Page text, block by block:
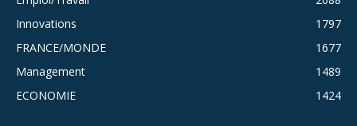
Innovations
1797
FRANCE/MONDE
1677
Management
1489
ECONOMIE
1424